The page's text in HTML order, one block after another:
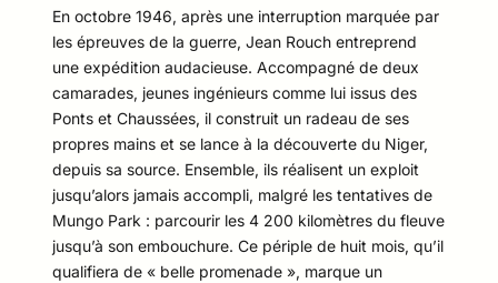
En octobre 1946, après une interruption marquée par
les épreuves de la guerre, Jean Rouch entreprend
une expédition audacieuse. Accompagné de deux
camarades, jeunes ingénieurs comme lui issus des
Ponts et Chaussées, il construit un radeau de ses
propres mains et se lance à la découverte du Niger,
depuis sa source. Ensemble, ils réalisent un exploit
jusqu’alors jamais accompli, malgré les tentatives de
Mungo Park : parcourir les 4 200 kilomètres du fleuve
jusqu’à son embouchure. Ce périple de huit mois, qu’il
qualifiera de « belle promenade », marque un